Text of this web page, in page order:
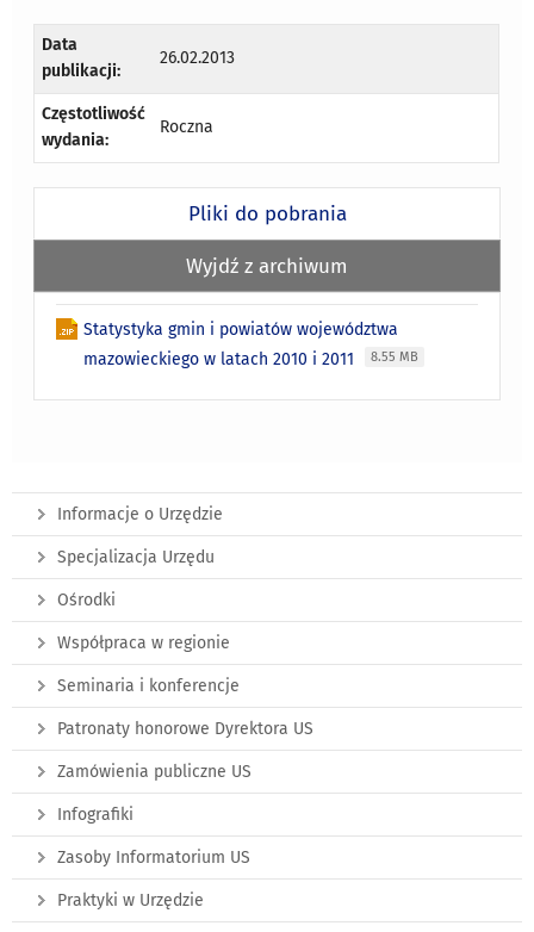
Data
publikacji:
26.02.2013
Częstotliwość
wydania:
Roczna
Pliki do pobrania
Wyjdź z archiwum
Statystyka gmin i powiatów województwa
mazowieckiego w latach 2010 i 2011
8.55 MB
Informacje o Urzędzie
Specjalizacja Urzędu
Ośrodki
Współpraca w regionie
Seminaria i konferencje
Patronaty honorowe Dyrektora US
Zamówienia publiczne US
Infografiki
Zasoby Informatorium US
Praktyki w Urzędzie